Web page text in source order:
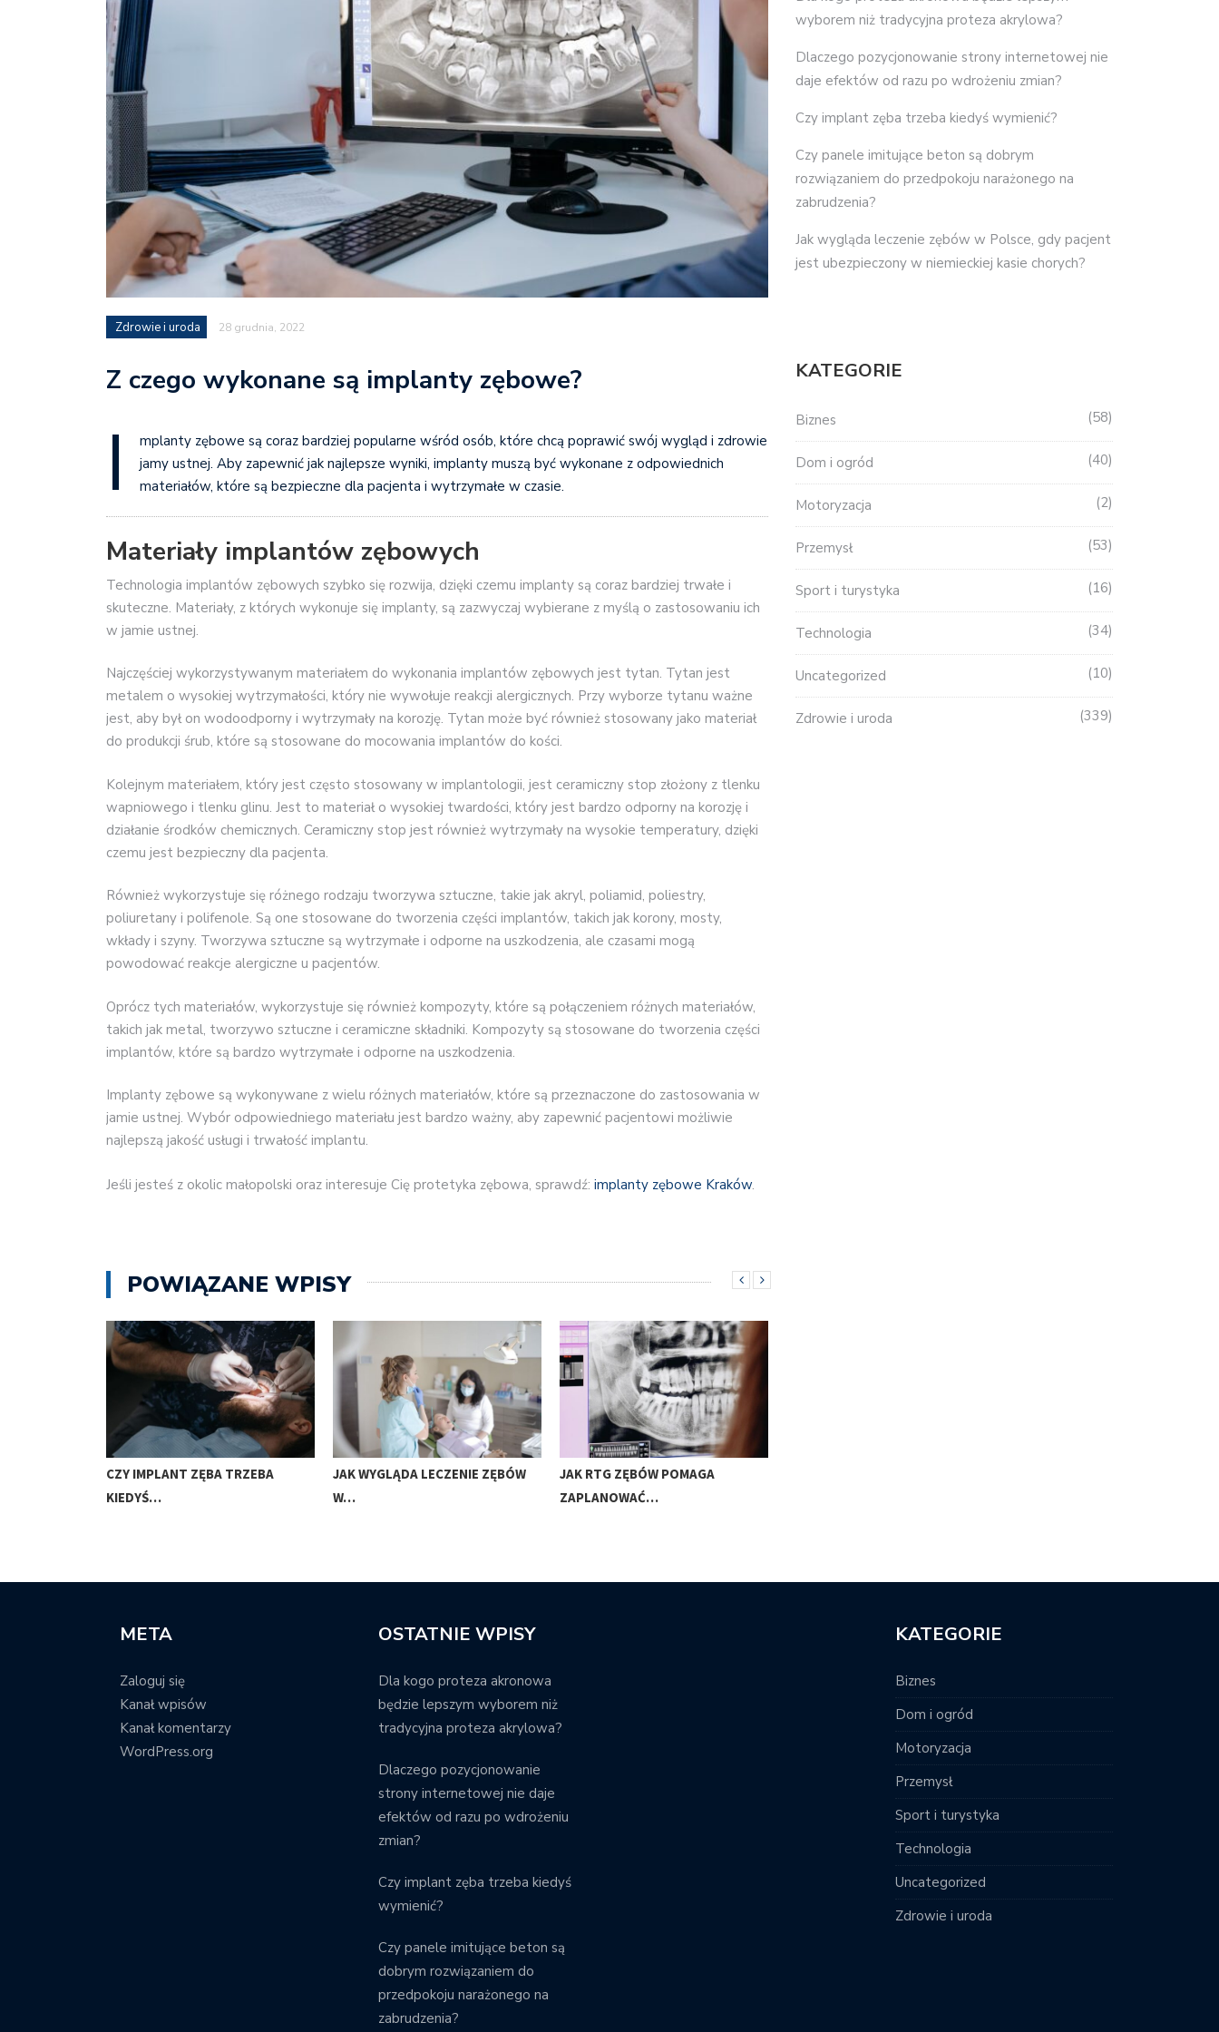
Zdrowie i uroda 28 grudnia, 2022
Z czego wykonane są implanty zębowe?
I
mplanty zębowe są coraz bardziej popularne wśród osób, które chcą poprawić swój wygląd i zdrowie
jamy ustnej. Aby zapewnić jak najlepsze wyniki, implanty muszą być wykonane z odpowiednich
materiałów, które są bezpieczne dla pacjenta i wytrzymałe w czasie.
Materiały implantów zębowych
Technologia implantów zębowych szybko się rozwija, dzięki czemu implanty są coraz bardziej trwałe i
skuteczne. Materiały, z których wykonuje się implanty, są zazwyczaj wybierane z myślą o zastosowaniu ich
w jamie ustnej.
Najczęściej wykorzystywanym materiałem do wykonania implantów zębowych jest tytan. Tytan jest
metalem o wysokiej wytrzymałości, który nie wywołuje reakcji alergicznych. Przy wyborze tytanu ważne
jest, aby był on wodoodporny i wytrzymały na korozję. Tytan może być również stosowany jako materiał
do produkcji śrub, które są stosowane do mocowania implantów do kości.
Kolejnym materiałem, który jest często stosowany w implantologii, jest ceramiczny stop złożony z tlenku
wapniowego i tlenku glinu. Jest to materiał o wysokiej twardości, który jest bardzo odporny na korozję i
działanie środków chemicznych. Ceramiczny stop jest również wytrzymały na wysokie temperatury, dzięki
czemu jest bezpieczny dla pacjenta.
Również wykorzystuje się różnego rodzaju tworzywa sztuczne, takie jak akryl, poliamid, poliestry,
poliuretany i polifenole. Są one stosowane do tworzenia części implantów, takich jak korony, mosty,
wkłady i szyny. Tworzywa sztuczne są wytrzymałe i odporne na uszkodzenia, ale czasami mogą
powodować reakcje alergiczne u pacjentów.
Oprócz tych materiałów, wykorzystuje się również kompozyty, które są połączeniem różnych materiałów,
takich jak metal, tworzywo sztuczne i ceramiczne składniki. Kompozyty są stosowane do tworzenia części
implantów, które są bardzo wytrzymałe i odporne na uszkodzenia.
Implanty zębowe są wykonywane z wielu różnych materiałów, które są przeznaczone do zastosowania w
jamie ustnej. Wybór odpowiedniego materiału jest bardzo ważny, aby zapewnić pacjentowi możliwie
najlepszą jakość usługi i trwałość implantu.
Jeśli jesteś z okolic małopolski oraz interesuje Cię protetyka zębowa, sprawdź: implanty zębowe Kraków.
POWIĄZANE WPISY
CZY IMPLANT ZĘBA TRZEBA
KIEDYŚ…
JAK WYGLĄDA LECZENIE ZĘBÓW
W…
JAK RTG ZĘBÓW POMAGA
ZAPLANOWAĆ…
wyborem niż tradycyjna proteza akrylowa?
Dlaczego pozycjonowanie strony internetowej nie
daje efektów od razu po wdrożeniu zmian?
Czy implant zęba trzeba kiedyś wymienić?
Czy panele imitujące beton są dobrym
rozwiązaniem do przedpokoju narażonego na
zabrudzenia?
Jak wygląda leczenie zębów w Polsce, gdy pacjent
jest ubezpieczony w niemieckiej kasie chorych?
KATEGORIE
Biznes 58
Dom i ogród 40
Motoryzacja 2
Przemysł 53
Sport i turystyka 16
Technologia 34
Uncategorized 10
Zdrowie i uroda 339
META
Zaloguj się
Kanał wpisów
Kanał komentarzy
WordPress.org
OSTATNIE WPISY
Dla kogo proteza akronowa
będzie lepszym wyborem niż
tradycyjna proteza akrylowa?
Dlaczego pozycjonowanie
strony internetowej nie daje
efektów od razu po wdrożeniu
zmian?
Czy implant zęba trzeba kiedyś
wymienić?
Czy panele imitujące beton są
dobrym rozwiązaniem do
przedpokoju narażonego na
zabrudzenia?
KATEGORIE
Biznes
Dom i ogród
Motoryzacja
Przemysł
Sport i turystyka
Technologia
Uncategorized
Zdrowie i uroda